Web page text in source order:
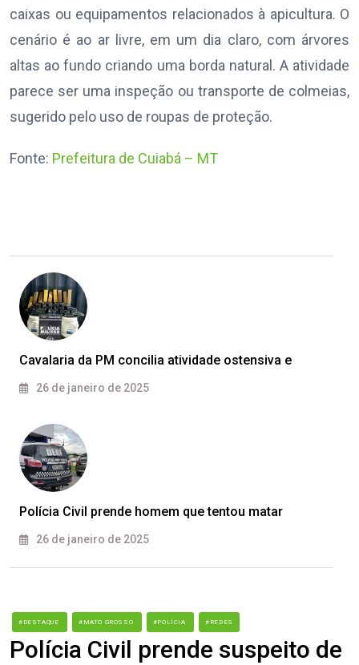
caixas ou equipamentos relacionados à apicultura. O
cenário é ao ar livre, em um dia claro, com árvores
altas ao fundo criando uma borda natural. A atividade
parece ser uma inspeção ou transporte de colmeias,
sugerido pelo uso de roupas de proteção.
Fonte: Prefeitura de Cuiabá – MT
Cavalaria da PM concilia atividade ostensiva e
26 de janeiro de 2025
Polícia Civil prende homem que tentou matar
26 de janeiro de 2025
#DESTAQUE #MATO GROSSO #POLÍCIA #REDES
Polícia Civil prende suspeito de